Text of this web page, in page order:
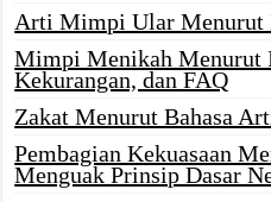
Arti Mimpi Ular Menurut
Mimpi Menikah Menurut
Kekurangan, dan FAQ
Zakat Menurut Bahasa
Pembagian Kekuasaan
Menguak Prinsip Dasar